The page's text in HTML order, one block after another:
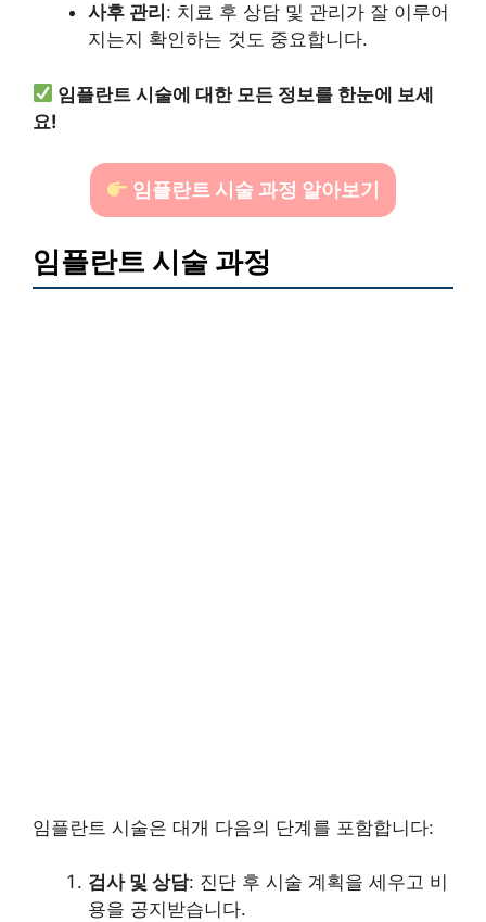
사후 관리 : 치료 후 상담 및 관리가 잘 이루어
지는지 확인하는 것도 중요합니다.
임플란트 시술에 대한 모든 정보를 한눈에 보세
요!
임플란트 시술 과정 알아보기
임플란트 시술 과정
임플란트 시술은 대개 다음의 단계를 포함합니다:
검사 및 상담: 진단 후 시술 계획을 세우고 비
용을 공지받습니다.